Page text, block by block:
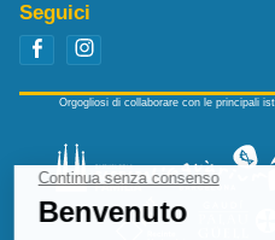
Seguici
Orgogliosi di collaborare con le principali